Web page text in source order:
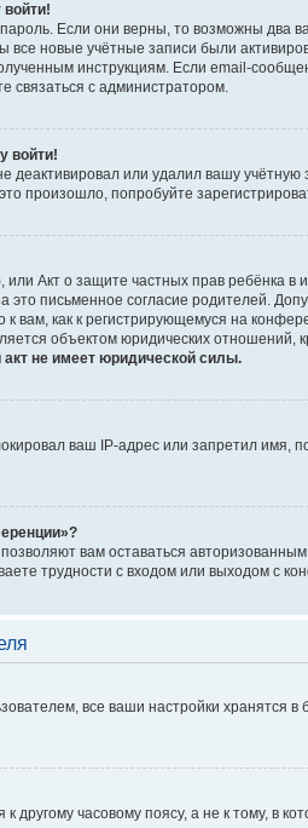
войти!
Если они верны, то возможны два
все новые учётные записи были
инструкциям. Если email-
связаться с администратором.
войти!
деактивировал или удалил вашу
произошло, попробуйте
или Акт о защите частных прав
письменное согласие родителей.
вам, как к регистрирующемуся на
объектом юридических отношений,
не имеет юридической силы.
ваш IP-адрес или запретил имя,
вам оставаться
трудности с входом или выходом с
все ваши настройки
часовому поясу, а не к тому, в